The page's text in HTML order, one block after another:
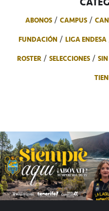
ABONOS CAMPUS
FUNDACIÓN
LIGA ENDESA
ROSTER
SELECCIONES